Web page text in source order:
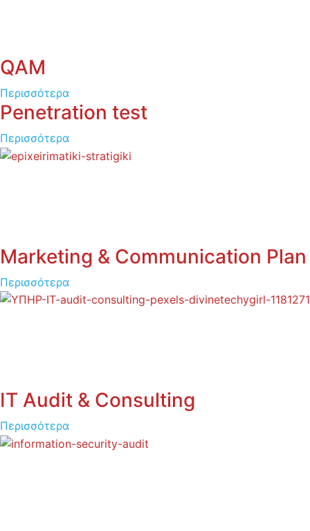
QAM
Περισσότερα
Penetration test
Περισσότερα
Marketing & Communication Plan
Περισσότερα
IT Audit & Consulting
Περισσότερα